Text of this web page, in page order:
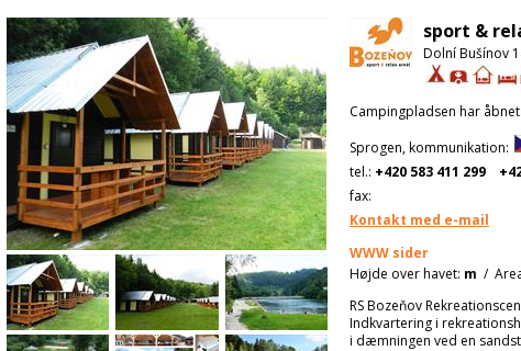
sport &
Dolní Bušínov
Campingpladsen har åbnet:
Sprogen, kommunikation:
tel.: +420 583 411 299
fax:
Kontakt med e-mail
WWW sider
Højde over havet: m /
RS Bozeňov
Indkvartering i
i dæmningen ved en